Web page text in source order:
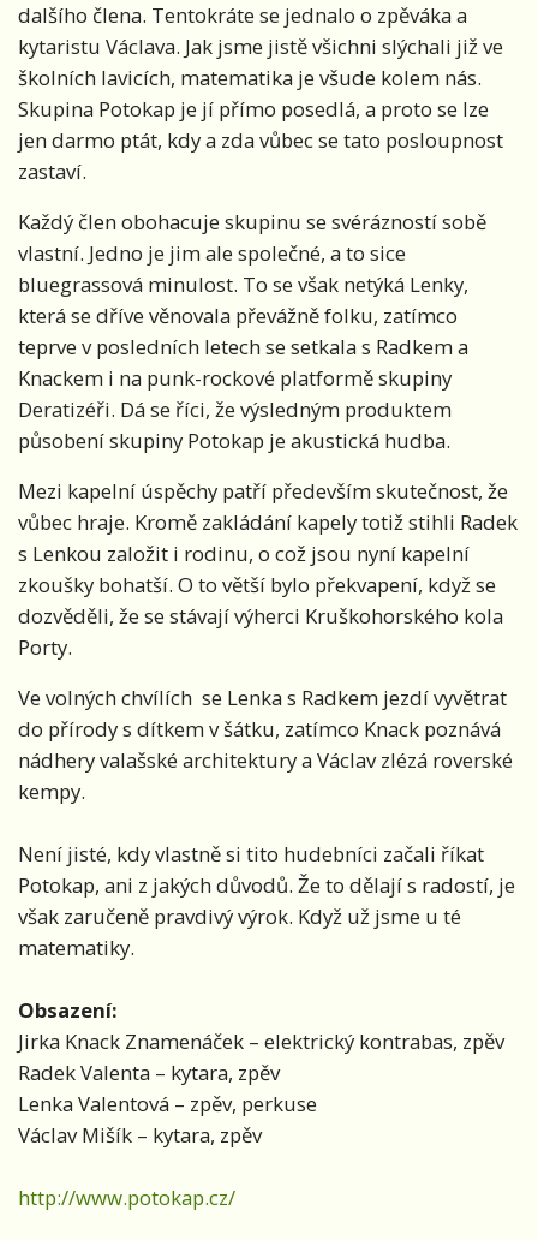
dalšího člena. Tentokráte se jednalo o zpěváka a
kytaristu Václava. Jak jsme jistě všichni slýchali již ve
školních lavicích, matematika je všude kolem nás.
Skupina Potokap je jí přímo posedlá, a proto se lze
jen darmo ptát, kdy a zda vůbec se tato posloupnost
zastaví.
Každý člen obohacuje skupinu se svérázností sobě
vlastní. Jedno je jim ale společné, a to sice
bluegrassová minulost. To se však netýká Lenky,
která se dříve věnovala převážně folku, zatímco
teprve v posledních letech se setkala s Radkem a
Knackem i na punk-rockové platformě skupiny
Deratizéři. Dá se říci, že výsledným produktem
působení skupiny Potokap je akustická hudba.
Mezi kapelní úspěchy patří především skutečnost, že
vůbec hraje. Kromě zakládání kapely totiž stihli Radek
s Lenkou založit i rodinu, o což jsou nyní kapelní
zkoušky bohatší. O to větší bylo překvapení, když se
dozvěděli, že se stávají výherci Kruškohorského kola
Porty.
Ve volných chvílích se Lenka s Radkem jezdí vyvětrat
do přírody s dítkem v šátku, zatímco Knack poznává
nádhery valašské architektury a Václav zlézá roverské
kempy.
Není jisté, kdy vlastně si tito hudebníci začali říkat
Potokap, ani z jakých důvodů. Že to dělají s radostí, je
však zaručeně pravdivý výrok. Když už jsme u té
matematiky.
Obsazení:
Jirka Knack Znamenáček – elektrický kontrabas, zpěv
Radek Valenta – kytara, zpěv
Lenka Valentová – zpěv, perkuse
Václav Mišík – kytara, zpěv
http://www.potokap.cz/